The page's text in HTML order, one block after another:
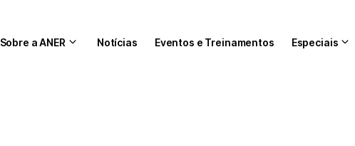
Sobre a ANER Notícias Eventos e Treinamentos Especiais